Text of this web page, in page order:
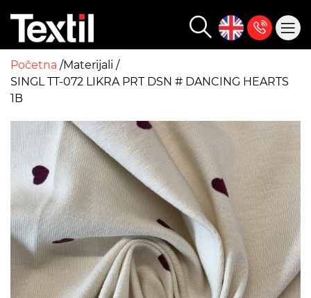
Početna Materijali
SINGL TT-072 LIKRA PRT DSN # DANCING HEARTS
1B